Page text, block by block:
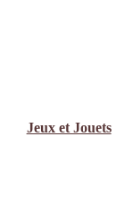
Jeux et Jouets